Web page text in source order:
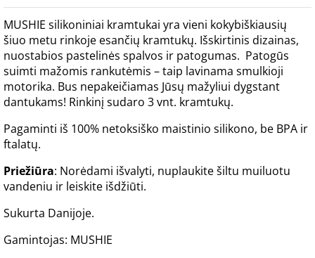
MUSHIE silikoniniai kramtukai yra vieni kokybiškiausių
šiuo metu rinkoje esančių kramtukų. Išskirtinis dizainas,
nuostabios pastelinės spalvos ir patogumas. Patogūs
suimti mažomis rankutėmis – taip lavinama smulkioji
motorika. Bus nepakeičiamas Jūsų mažyliui dygstant
dantukams! Rinkinį sudaro 3 vnt. kramtukų.
Pagaminti iš 100% netoksiško maistinio silikono, be BPA ir
ftalatų.
Priežiūra: Norėdami išvalyti, nuplaukite šiltu muiluotu
vandeniu ir leiskite išdžiūti.
Sukurta Danijoje.
Gamintojas: MUSHIE